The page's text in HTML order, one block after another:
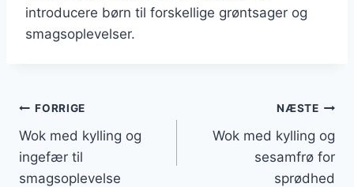
introducere børn til forskellige grøntsager og
smagsoplevelser.
Indlægsnavigation
FORRIGE
Wok med kylling og
ingefær til
smagsoplevelse
NÆSTE
Wok med kylling og
sesamfrø for
sprødhed